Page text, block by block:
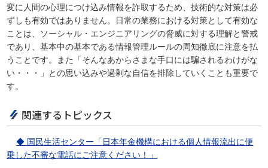
変に人間の心理につけ込み情報を詐取するため、技術的な対策は必
ずしも有効ではありません。日常の業務における対策として有効な
ことは、ソーシャル・エンジニアリングの脅威に対する理解と警戒
であり、基本中の基本である情報管理ルールの周知徹底に注意を払
うことです。また「そんなあからさまな手口には騙されるわけがな
い・・・」との思い込みや過剰な自信を排除していくことも重要で
す。
関連するトピックス
◆ 国民生活センター「日本年金機構における個人情報流出に便
乗した不審な電話にご注意ください！」